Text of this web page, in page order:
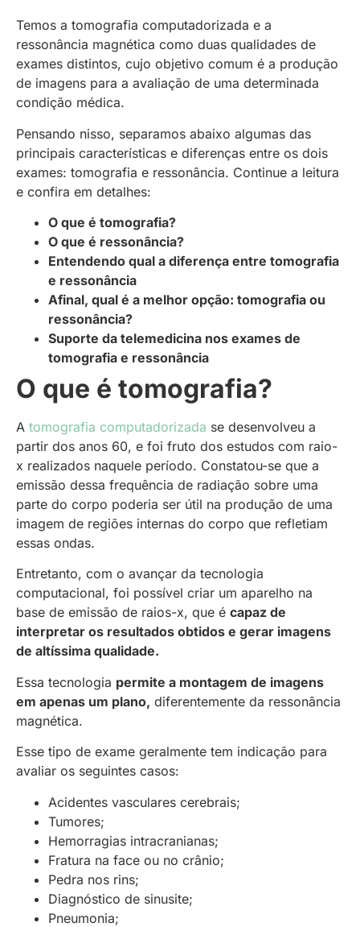
Temos a tomografia computadorizada e a
ressonância magnética como duas qualidades de
exames distintos, cujo objetivo comum é a produção
de imagens para a avaliação de uma determinada
condição médica.
Pensando nisso, separamos abaixo algumas das
principais características e diferenças entre os dois
exames: tomografia e ressonância. Continue a leitura
e confira em detalhes:
O que é tomografia?
O que é ressonância?
Entendendo qual a diferença entre tomografia
e ressonância
Afinal, qual é a melhor opção: tomografia ou
ressonância?
Suporte da telemedicina nos exames de
tomografia e ressonância
O que é tomografia?
A tomografia computadorizada se desenvolveu a
partir dos anos 60, e foi fruto dos estudos com raio-
x realizados naquele período. Constatou-se que a
emissão dessa frequência de radiação sobre uma
parte do corpo poderia ser útil na produção de uma
imagem de regiões internas do corpo que refletiam
essas ondas.
Entretanto, com o avançar da tecnologia
computacional, foi possível criar um aparelho na
base de emissão de raios-x, que é capaz de
interpretar os resultados obtidos e gerar imagens
de altíssima qualidade.
Essa tecnologia permite a montagem de imagens
em apenas um plano, diferentemente da ressonância
magnética.
Esse tipo de exame geralmente tem indicação para
avaliar os seguintes casos:
Acidentes vasculares cerebrais;
Tumores;
Hemorragias intracranianas;
Fratura na face ou no crânio;
Pedra nos rins;
Diagnóstico de sinusite;
Pneumonia;